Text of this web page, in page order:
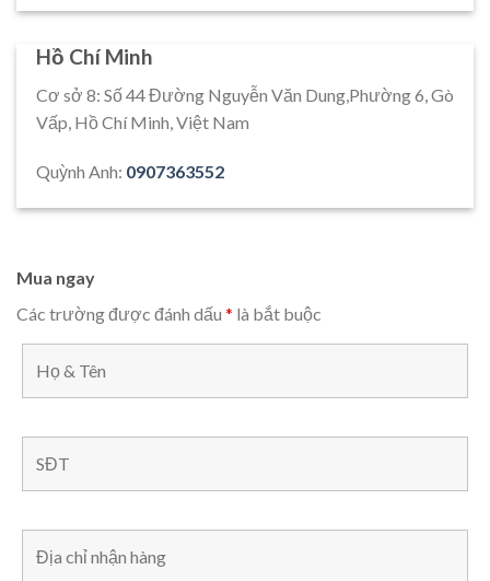
Hồ Chí Minh
Cơ sở 8: Số 44 Đường Nguyễn Văn Dung,Phường 6, Gò
Vấp, Hồ Chí Minh, Việt Nam
Quỳnh Anh: 0907363552
Mua ngay
Các trường được đánh dấu * là bắt buộc